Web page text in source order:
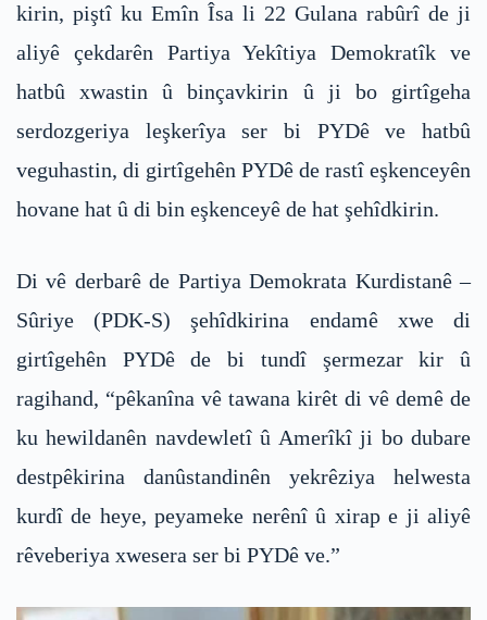
kirin, piştî ku Emîn Îsa li 22 Gulana rabûrî de ji
aliyê çekdarên Partiya Yekîtiya Demokratîk ve
hatbû xwastin û binçavkirin û ji bo girtîgeha
serdozgeriya leşkerîya ser bi PYDê ve hatbû
veguhastin, di girtîgehên PYDê de rastî eşkenceyên
hovane hat û di bin eşkenceyê de hat şehîdkirin.
Di vê derbarê de Partiya Demokrata Kurdistanê –
Sûriye (PDK-S) şehîdkirina endamê xwe di
girtîgehên PYDê de bi tundî şermezar kir û
ragihand, “pêkanîna vê tawana kirêt di vê demê de
ku hewildanên navdewletî û Amerîkî ji bo dubare
destpêkirina danûstandinên yekrêziya helwesta
kurdî de heye, peyameke nerênî û xirap e ji aliyê
rêveberiya xwesera ser bi PYDê ve.”